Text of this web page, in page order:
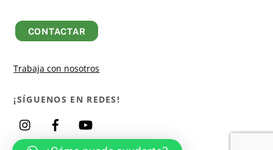
CONTACTAR
Trabaja con nosotros
¡SÍGUENOS EN REDES!